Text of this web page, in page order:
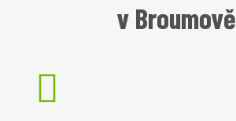
v Broumově
